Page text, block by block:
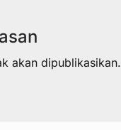
akan dipublikasikan.